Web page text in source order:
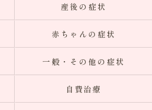
産後の症状
赤ちゃんの症状
一般・その他の症状
自費治療